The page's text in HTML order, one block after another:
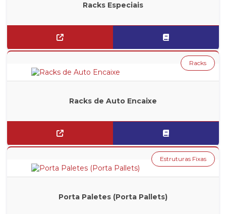
Racks Especiais
Racks de Auto Encaixe
Racks
Porta Paletes (Porta Pallets)
Estruturas Fixas